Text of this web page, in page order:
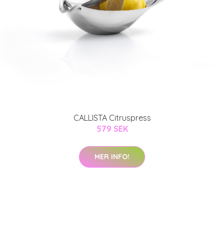
CALLISTA Citruspress
579 SEK
MER INFO!